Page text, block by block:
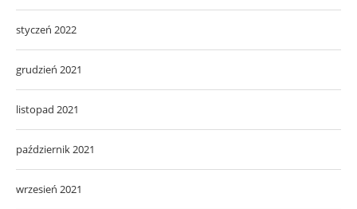
styczeń 2022
grudzień 2021
listopad 2021
październik 2021
wrzesień 2021